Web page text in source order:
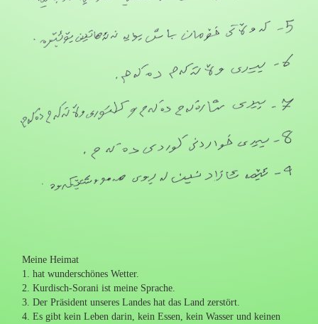
Meine Heimat
1. hat wunderschönes Wetter.
2. Kurdisch-Sorani ist meine Sprache.
3. Der Präsident unseres Landes hat das Land zerstört.
4. Es gibt kein Leben darin, kein Essen, kein Wasser und keinen